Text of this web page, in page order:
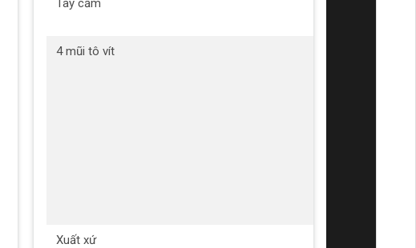
Tay cầm
4 mũi tô vít
Xuất xứ